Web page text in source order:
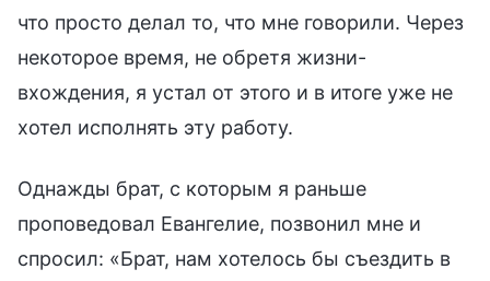
что просто делал то, что мне говорили. Через
некоторое время, не обретя жизни-
вхождения, я устал от этого и в итоге уже не
хотел исполнять эту работу.
Однажды брат, с которым я раньше
проповедовал Евангелие, позвонил мне и
спросил: «Брат, нам хотелось бы съездить в